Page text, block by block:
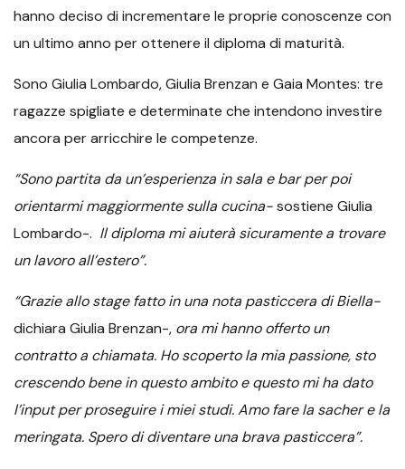
hanno deciso di incrementare le proprie conoscenze con
un ultimo anno per ottenere il diploma di maturità.
Sono Giulia Lombardo, Giulia Brenzan e Gaia Montes: tre
ragazze spigliate e determinate che intendono investire
ancora per arricchire le competenze.
“Sono partita da un’esperienza in sala e bar per poi
orientarmi maggiormente sulla cucina-sostiene Giulia
Lombardo-. Il diploma mi aiuterà sicuramente a trovare
un lavoro all’estero”.
“Grazie allo stage fatto in una nota pasticcera di Biella-
dichiara Giulia Brenzan-, ora mi hanno offerto un
contratto a chiamata. Ho scoperto la mia passione, sto
crescendo bene in questo ambito e questo mi ha dato
l’input per proseguire i miei studi. Amo fare la sacher e la
meringata. Spero di diventare una brava pasticcera”.